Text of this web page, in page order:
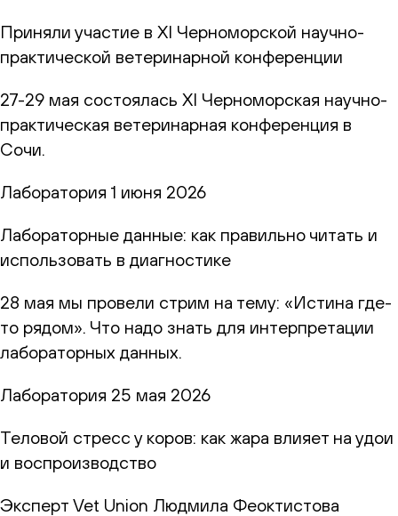
Приняли участие в XI Черноморской научно-
практической ветеринарной конференции
27-29 мая состоялась XI Черноморская научно-
практическая ветеринарная конференция в
Сочи.
Лаборатория 1 июня 2026
Лабораторные данные: как правильно читать и
использовать в диагностике
28 мая мы провели стрим на тему: «Истина где-
то рядом». Что надо знать для интерпретации
лабораторных данных.
Лаборатория 25 мая 2026
Теловой стресс у коров: как жара влияет на удои
и воспроизводство
Эксперт Vet Union Людмила Феоктистова